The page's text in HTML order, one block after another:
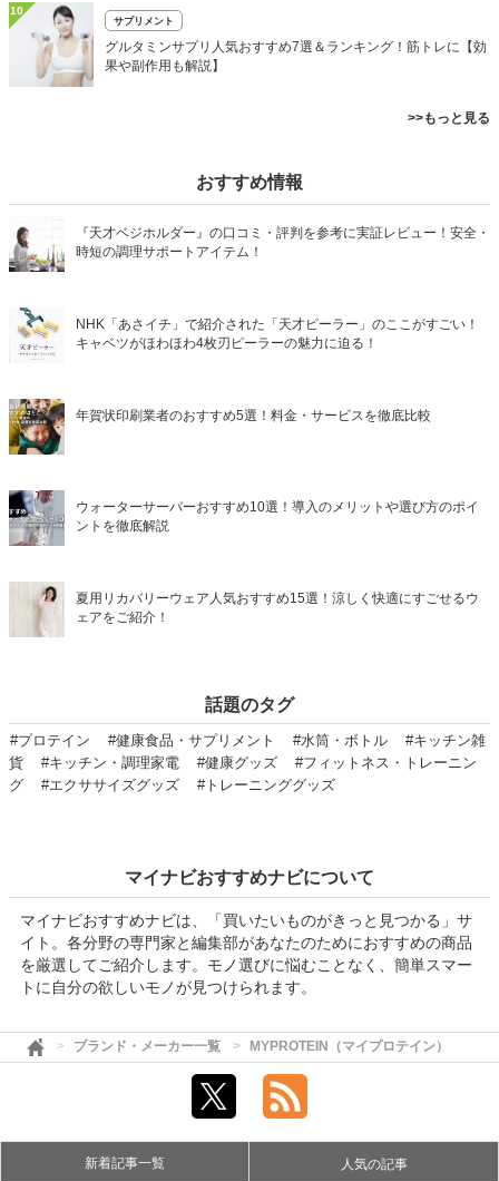
10
サプリメント
グルタミンサプリ人気おすすめ7選＆ランキング！筋トレに【効
果や副作用も解説】
>>もっと見る
おすすめ情報
『天才ベジホルダー』の口コミ・評判を参考に実証レビュー！安全・
時短の調理サポートアイテム！
NHK「あさイチ」で紹介された「天才ピーラー」のここがすごい！
キャベツがほわほわ4枚刃ピーラーの魅力に迫る！
年賀状印刷業者のおすすめ5選！料金・サービスを徹底比較
ウォーターサーバーおすすめ10選！導入のメリットや選び方のポイ
ントを徹底解説
夏用リカバリーウェア人気おすすめ15選！涼しく快適にすごせるウ
ェアをご紹介！
話題のタグ
#プロテイン #健康食品・サプリメント #水筒・ボトル
#キッチン雑
貨
#キッチン・調理家電 #健康グッズ
#フィットネス・トレーニン
グ
#エクササイズグッズ #トレーニンググッズ
マイナビおすすめナビについて
マイナビおすすめナビは、「買いたいものがきっと見つかる」サ
イト。各分野の専門家と編集部があなたのためにおすすめの商品
を厳選してご紹介します。モノ選びに悩むことなく、簡単スマー
トに自分の欲しいモノが見つけられます。
ブランド・メーカー一覧 MYPROTEIN（マイプロテイン）
新着記事一覧 人気の記事